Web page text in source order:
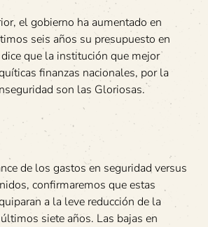
el gobierno ha aumentado en
seis años su presupuesto en
que la institución que mejor
finanzas nacionales, por la
son las Gloriosas.
de los gastos en seguridad versus
confirmaremos que estas
a la leve reducción de la
siete años. Las bajas en